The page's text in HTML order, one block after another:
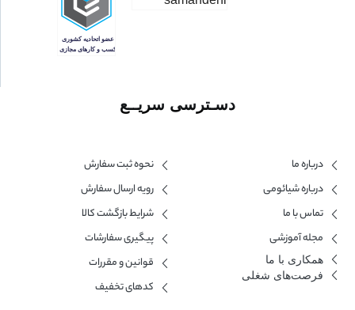
دسـترسی سریــع
درباره ما
درباره شیائومی
تماس با ما
مجله آموزشی
همکاری با ما​
فرصت‌های شغلی
نحوه ثبت سفارش
رویه ارسال سفارش
شرایط بازگشت کالا
پیگیری سفارشات
قوانین و مقررات
کدهای تخفیف